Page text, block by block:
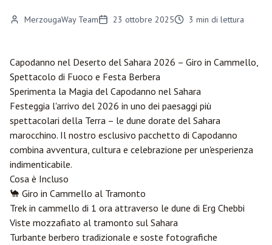
MerzougaWay Team 23 ottobre 2025 3 min di lettura
Capodanno nel Deserto del Sahara 2026 – Giro in Cammello,
Spettacolo di Fuoco e Festa Berbera
Sperimenta la Magia del Capodanno nel Sahara
Festeggia l'arrivo del 2026 in uno dei paesaggi più
spettacolari della Terra – le dune dorate del Sahara
marocchino. Il nostro esclusivo pacchetto di Capodanno
combina avventura, cultura e celebrazione per un'esperienza
indimenticabile.
Cosa è Incluso
🐪 Giro in Cammello al Tramonto
Trek in cammello di 1 ora attraverso le dune di Erg Chebbi
Viste mozzafiato al tramonto sul Sahara
Turbante berbero tradizionale e soste fotografiche